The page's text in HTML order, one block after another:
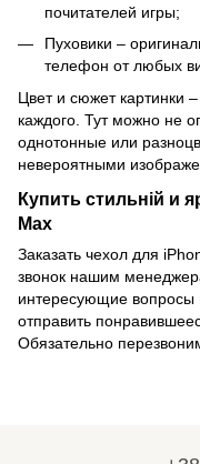
почитателей игры;
Пуховики –
телефон от любых
Цвет и сюжет картинки
каждого. Тут можно не
однотонные или
невероятными
Купить стильній и
Max
Заказать чехол для
звонок нашим
интересующие вопросы
отправить
Обязательно